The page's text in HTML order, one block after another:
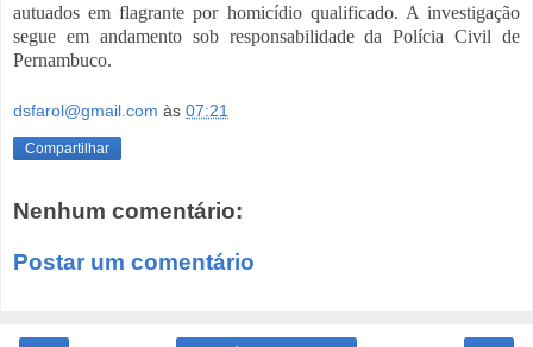
autuados em flagrante por homicídio qualificado. A investigação
segue em andamento sob responsabilidade da Polícia Civil de
Pernambuco.
dsfarol@gmail.com às 07:21
Compartilhar
Nenhum comentário:
Postar um comentário